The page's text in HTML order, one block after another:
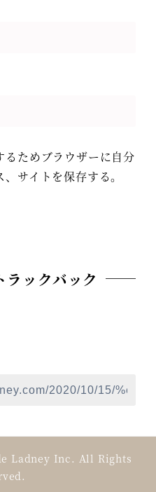
ためブラウザーに自分
サイトを保存する。
ラックバック
Ladney Inc. All Rights